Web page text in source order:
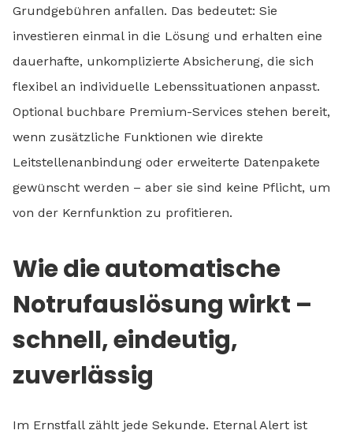
Grundgebühren anfallen. Das bedeutet: Sie
investieren einmal in die Lösung und erhalten eine
dauerhafte, unkomplizierte Absicherung, die sich
flexibel an individuelle Lebenssituationen anpasst.
Optional buchbare Premium-Services stehen bereit,
wenn zusätzliche Funktionen wie direkte
Leitstellenanbindung oder erweiterte Datenpakete
gewünscht werden – aber sie sind keine Pflicht, um
von der Kernfunktion zu profitieren.
Wie die automatische
Notrufauslösung wirkt –
schnell, eindeutig,
zuverlässig
Im Ernstfall zählt jede Sekunde. Eternal Alert ist